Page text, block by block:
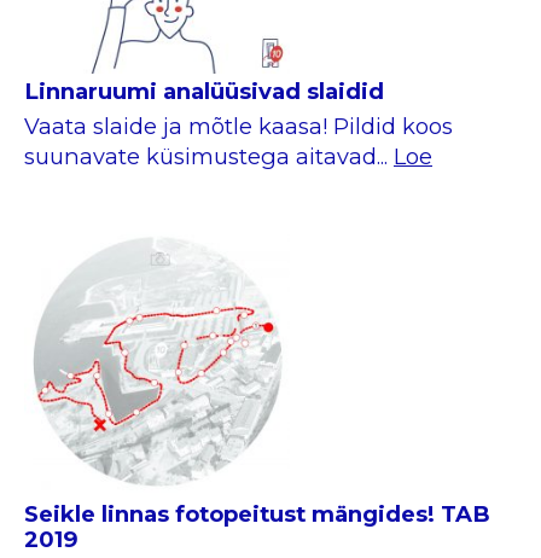
Linnaruumi analüüsivad slaidid
Vaata slaide ja mõtle kaasa! Pildid koos
suunavate küsimustega aitavad... Loe
Seikle linnas fotopeitust mängides! TAB
2019